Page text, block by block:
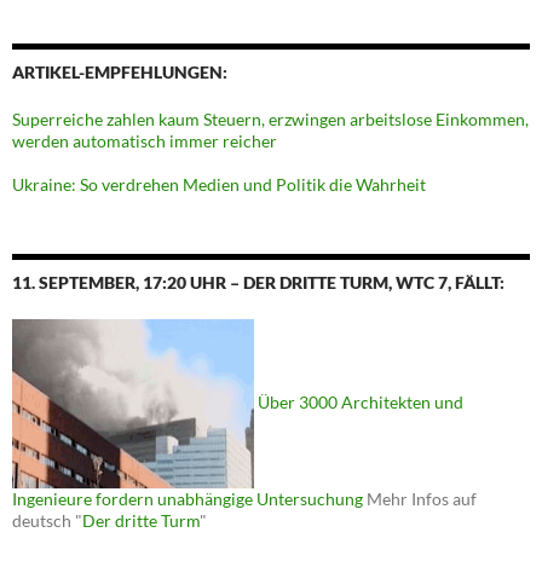
ARTIKEL-EMPFEHLUNGEN:
Superreiche zahlen kaum Steuern, erzwingen arbeitslose Einkommen,
werden automatisch immer reicher
Ukraine: So verdrehen Medien und Politik die Wahrheit
11. SEPTEMBER, 17:20 UHR – DER DRITTE TURM, WTC 7, FÄLLT:
Über 3000 Architekten und
Ingenieure fordern unabhängige Untersuchung Mehr Infos auf
deutsch "Der dritte Turm"